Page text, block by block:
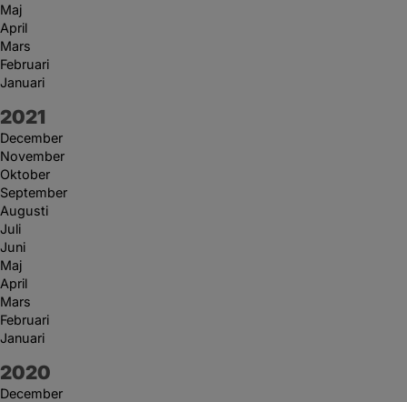
Maj
April
Mars
Februari
Januari
År:
2021
December
November
Oktober
September
Augusti
Juli
Juni
Maj
April
Mars
Februari
Januari
År:
2020
December